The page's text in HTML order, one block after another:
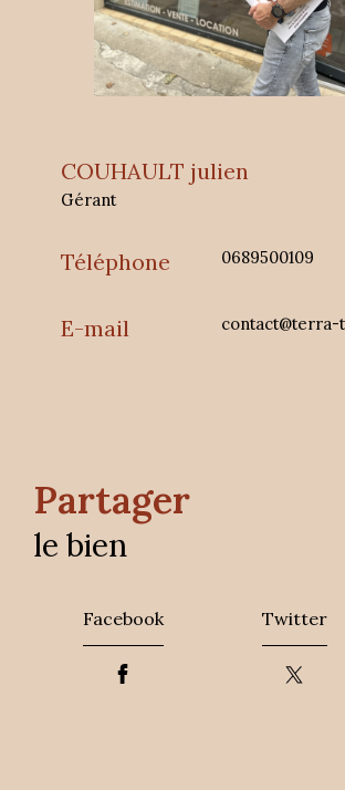
COUHAULT julien
Gérant
Téléphone 0689500109
E-mail
partager
le bien
Facebook Twitter